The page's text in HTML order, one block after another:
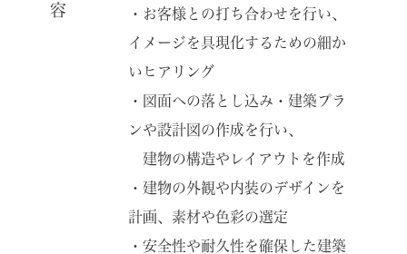
容
・お客様との打ち合わせを⾏い、
イメージを具現化するための細か
いヒアリング
・図⾯への落とし込み・建築プラ
ンや設計図の作成を⾏い、
建物の構造やレイアウトを作成
・建物の外観や内装のデザインを
計画、素材や⾊彩の選定
・安全性や耐久性を確保した建築